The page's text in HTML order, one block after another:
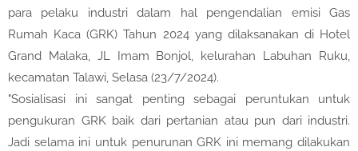
para pelaku industri dalam hal pengendalian emisi Gas
Rumah Kaca (GRK) Tahun 2024 yang dilaksanakan di Hotel
Grand Malaka, JL Imam Bonjol, kelurahan Labuhan Ruku,
kecamatan Talawi, Selasa (23/7/2024).
"Sosialisasi ini sangat penting sebagai peruntukan untuk
pengukuran GRK baik dari pertanian atau pun dari industri.
Jadi selama ini untuk penurunan GRK ini memang dilakukan